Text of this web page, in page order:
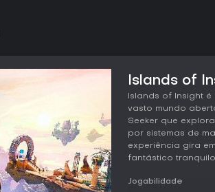
Islands of
Islands of Insight
vasto mundo
Seeker que
por sistemas de
experiência gira
fantástico
Jogabilidade